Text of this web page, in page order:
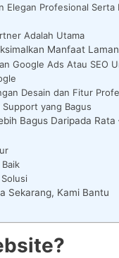
Elegan Profesional Serta
Adalah Utama
Manfaat
Google Ads Atau SEO
Desain dan Fitur
yang Bagus
Bagus Daripada Rata
Sekarang, Kami Bantu